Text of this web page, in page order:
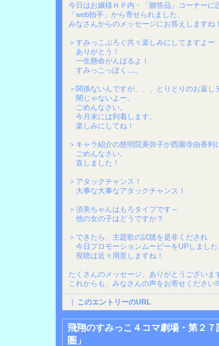
今日はお嬢様ＨＰ内・「贈答品」コーナーに
「web拍手」から寄せられました、
みなさんからのメッセージにお答えしますね
＞すみっこぶろぐ共々楽しみにしてますよー
ありがとう！
一生懸命がんばるよ！
すみっこっぽく…。
＞関係ないんですが、、、とりとりのお返し
闇じゃないよー。
ごめんなさい。
今月末には到着します。
楽しみにしてね！
＞キャラ紹介の慈明院美弥子が西園寺由香利
ごめんなさい。
直しました！
＞アタックチャンス！
大事な大事なアタックチャンス！
＞須美ちゃんはもろタイプです～
他の女の子はどうですか？
＞できたら、主題歌の試聴を是非くだされ
今日プロモーションムービーをUPしまし
視聴は近々用意しますね！
たくさんのメッセージ、ありがとうございま
これからも、みなさんの声をお寄せください!!
| このエントリーのURL
飛翔のすみっこ４コマ劇場・第２
圏」